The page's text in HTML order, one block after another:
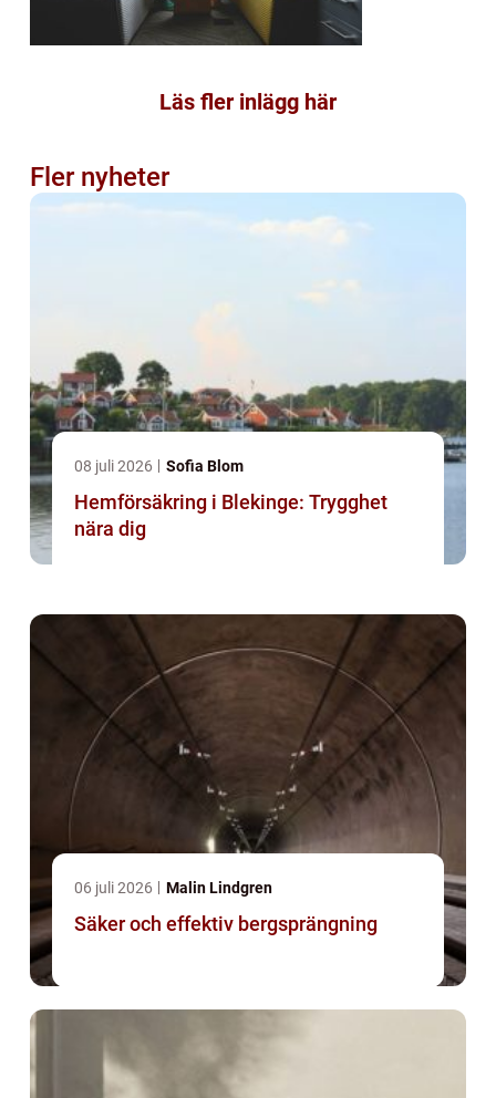
Läs fler inlägg här
Fler nyheter
08 juli 2026 Sofia Blom
Hemförsäkring i Blekinge: Trygghet
nära dig
06 juli 2026 Malin Lindgren
Säker och effektiv bergsprängning